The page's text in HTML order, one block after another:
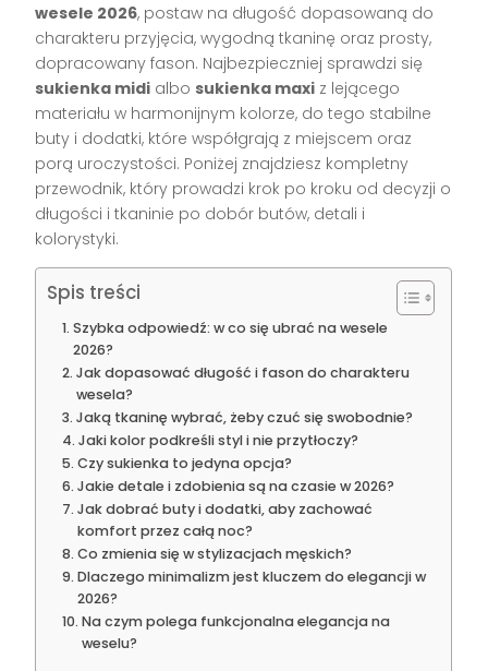
wesele 2026, postaw na długość dopasowaną do
charakteru przyjęcia, wygodną tkaninę oraz prosty,
dopracowany fason. Najbezpieczniej sprawdzi się
sukienka midi albo sukienka maxi z lejącego
materiału w harmonijnym kolorze, do tego stabilne
buty i dodatki, które współgrają z miejscem oraz
porą uroczystości. Poniżej znajdziesz kompletny
przewodnik, który prowadzi krok po kroku od decyzji o
długości i tkaninie po dobór butów, detali i
kolorystyki.
Spis treści
Szybka odpowiedź: w co się ubrać na wesele
2026?
Jak dopasować długość i fason do charakteru
wesela?
Jaką tkaninę wybrać, żeby czuć się swobodnie?
Jaki kolor podkreśli styl i nie przytłoczy?
Czy sukienka to jedyna opcja?
Jakie detale i zdobienia są na czasie w 2026?
Jak dobrać buty i dodatki, aby zachować
komfort przez całą noc?
Co zmienia się w stylizacjach męskich?
Dlaczego minimalizm jest kluczem do elegancji w
2026?
Na czym polega funkcjonalna elegancja na
weselu?